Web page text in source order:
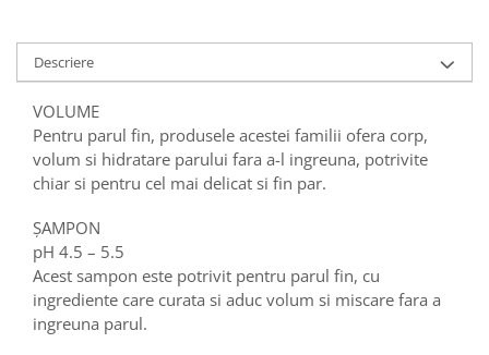
Descriere
VOLUME
Pentru parul fin, produsele acestei familii ofera corp,
volum si hidratare parului fara a-l ingreuna, potrivite
chiar si pentru cel mai delicat si fin par.
ȘAMPON
pH 4.5 – 5.5
Acest sampon este potrivit pentru parul fin, cu
ingrediente care curata si aduc volum si miscare fara a
ingreuna parul.